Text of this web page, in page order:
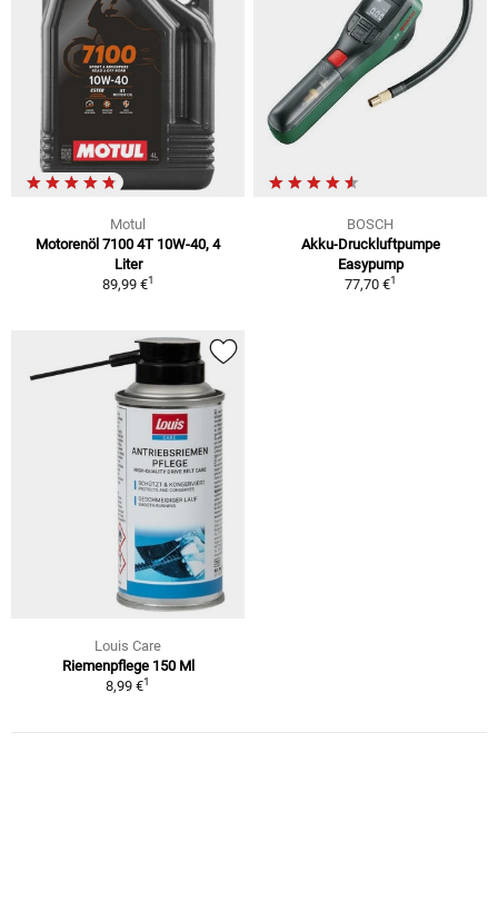
Motul
Motorenöl 7100 4T 10W-40, 4
Liter
89,99 €1
BOSCH
Akku-Druckluftpumpe
Easypump
77,70 €1
Louis Care
Riemenpflege 150 Ml
8,99 €1